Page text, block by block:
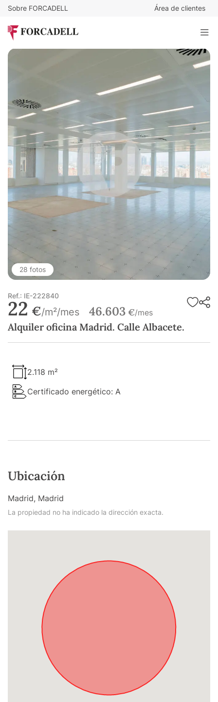
Sobre FORCADELL Área de clientes
Alquiler oficina Madrid. Calle Albacete.
2.118 m²
28 fotos
Ref.: IE-222840
22 €/m²/mes 46.603 €/mes
Alquiler oficina Madrid. Calle Albacete.
2.118 m²
Certificado energético: A
Ubicación
Madrid, Madrid
La propiedad no ha indicado la dirección exacta.